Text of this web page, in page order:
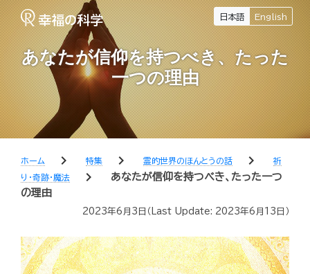
日本語 English
あなたが信仰を持つべき、たった
一つの理由
ホーム chevron_right 特集 chevron_right 霊的世界のほんとうの話 chevron_right
祈
り・奇跡・魔法
chevron_right
あなたが信仰を持つべき、たった一つ
の理由
2023年6月3日 （Last Update: 2023年6月13日 ）